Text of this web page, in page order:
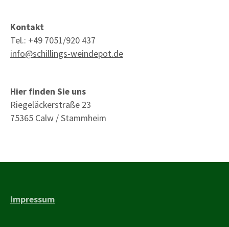
Kontakt
Tel.: +49 7051/920 437
info@schillings-weindepot.de
Hier finden Sie uns
Riegeläckerstraße 23
75365 Calw / Stammheim
Impressum